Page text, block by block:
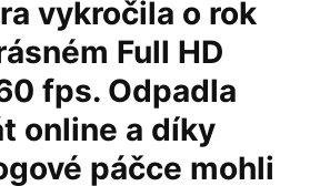
vykročila o rok
Full HD
fps. Odpadla
online a díky
páčce mohli